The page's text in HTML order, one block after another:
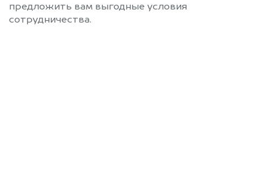
предложить вам выгодные условия
сотрудничества.